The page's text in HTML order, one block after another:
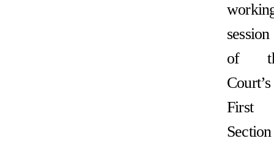
session
of
Court’s
First
Section